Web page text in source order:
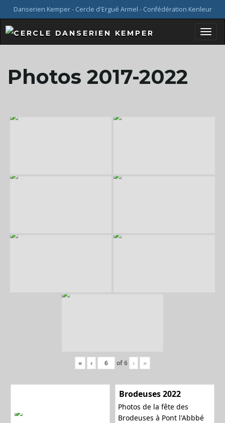
Danserien Kemper - Cercle d'Ergué Armel - Confédération Kenleur
Photos 2017-2022
« ‹ of6 › »
Brodeuses 2022
Photos de la fête des
Brodeuses à Pont l'Abbbé